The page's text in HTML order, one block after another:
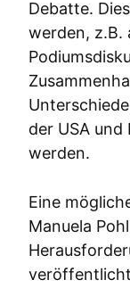
Debatte.
werden, z.B.
der USA
werden.
Eine
Manuela